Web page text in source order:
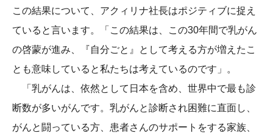
この結果について、アクィリナ社長はポジティブに捉え
ていると言います。「この結果は、この30年間で乳がん
の啓蒙が進み、『自分ごと』として考える方が増えたこ
とも意味していると私たちは考えているのです」。
「乳がんは、依然として日本を含め、世界中で最も診
断数が多いがんです。乳がんと診断され困難に直面し、
がんと闘っている方、患者さんのサポートをする家族、